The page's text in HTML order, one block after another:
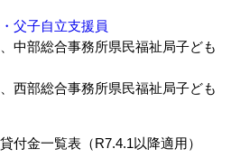
父子自立支援員
中部総合事務所県民福祉局子ども
西部総合事務所県民福祉局子ども
金一覧表（R7.4.1以降適用）